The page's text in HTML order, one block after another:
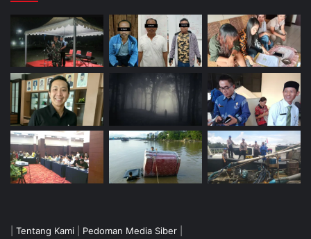
Tentang Kami Pedoman Media Siber